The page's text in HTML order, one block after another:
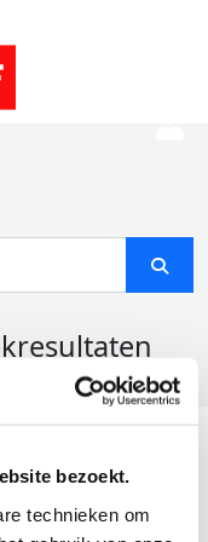
bezoekt.
technieken om